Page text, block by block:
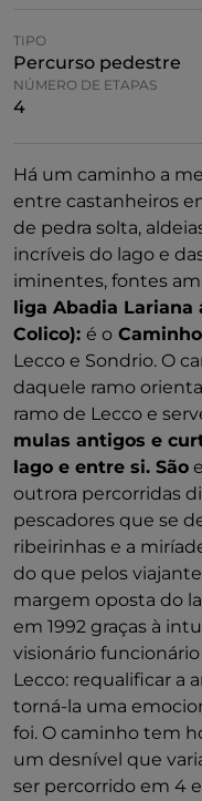
TIPO
Percurso pedestre
NÚMERO DE ETAPAS
4
Há um caminho a
entre castanheiros
de pedra solta,
incríveis do lago e
iminentes, fontes
liga Abadia Lariana
Colico): é o
Lecco e Sondrio. O
daquele ramo
ramo de Lecco e
mulas antigos e
lago e entre si. São
outrora percorridas
pescadores que se
ribeirinhas e a
do que pelos
margem oposta do
em 1992 graças à
visionário
Lecco: requalificar a
torná-la uma
foi. O caminho tem
um desnível que
ser percorrido em 4